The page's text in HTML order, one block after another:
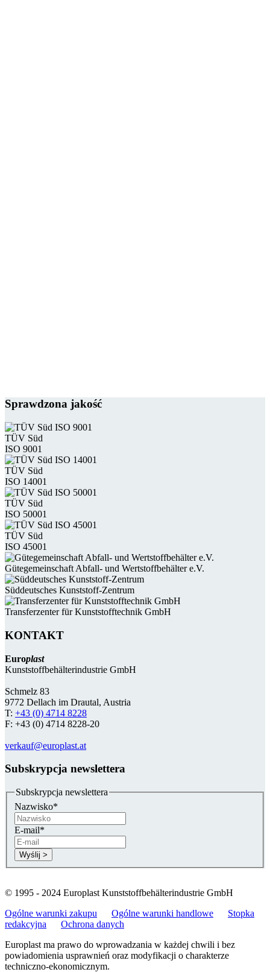
Sprawdzona jakość
TÜV Süd
ISO 9001
TÜV Süd
ISO 14001
TÜV Süd
ISO 50001
TÜV Süd
ISO 45001
Güte­gemein­schaft Abfall- und Wert­stoff­behälter e.V.
Süddeutsches Kunststoff-Zentrum
Transferzenter für Kunststoff­technik GmbH
KONTAKT
Europlast
Kunststoffbehälterindustrie GmbH
Schmelz 83
9772 Dellach im Drautal, Austria
T: +43 (0) 4714 8228
F: +43 (0) 4714 8228-20
verkauf@europlast.at
Subskrypcja newslettera
Subskrypcja newslettera
Nazwisko*
E-mail*
© 1995 - 2024 Europlast Kunststoffbehälterindustrie GmbH
Ogólne warunki zakupu
Ogólne warunki handlowe
Stopka
redakcyjna
Ochrona danych
Europlast ma prawo do wprowadzania w każdej chwili i bez
powiadomienia usprawnień oraz modyfikacji o charakterze
techniczno-ekonomicznym.